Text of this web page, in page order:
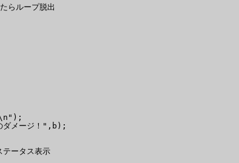
ループ脱出
メージ！",b);
ータス表示